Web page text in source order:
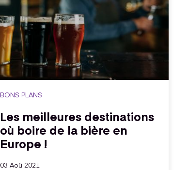
BONS PLANS
Les meilleures destinations
où boire de la bière en
Europe !
03 Aoû 2021